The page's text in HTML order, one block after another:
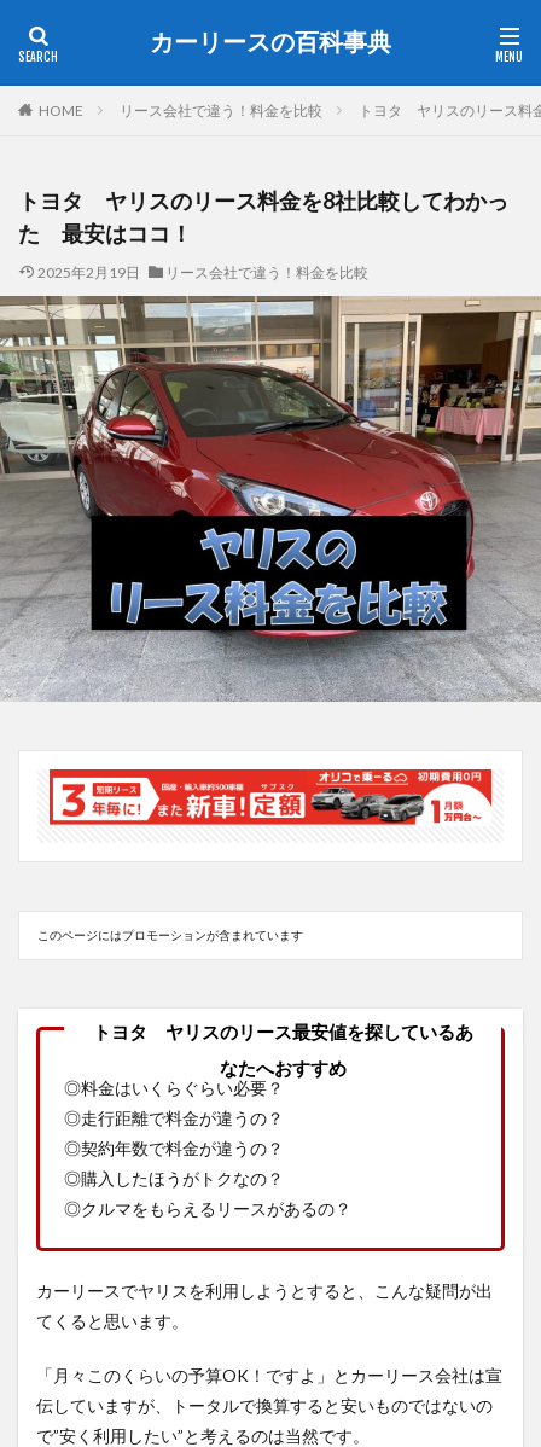
カーリースの百科事典
HOME リース会社で違う！料金を比較 トヨタ ヤリスのリース料
トヨタ ヤリスのリース料金を8社比較してわかっ
た 最安はココ！
2025年2月19日 リース会社で違う！料金を比較
このページにはプロモーションが含まれています
◎料金はいくらぐらい必要？
◎走行距離で料金が違うの？
◎契約年数で料金が違うの？
◎購入したほうがトクなの？
◎クルマをもらえるリースがあるの？
カーリースでヤリスを利用しようとすると、こんな疑問が出
てくると思います。
「月々このくらいの予算OK！ですよ」とカーリース会社は宣
伝していますが、トータルで換算すると安いものではないの
で”安く利用したい”と考えるのは当然です。